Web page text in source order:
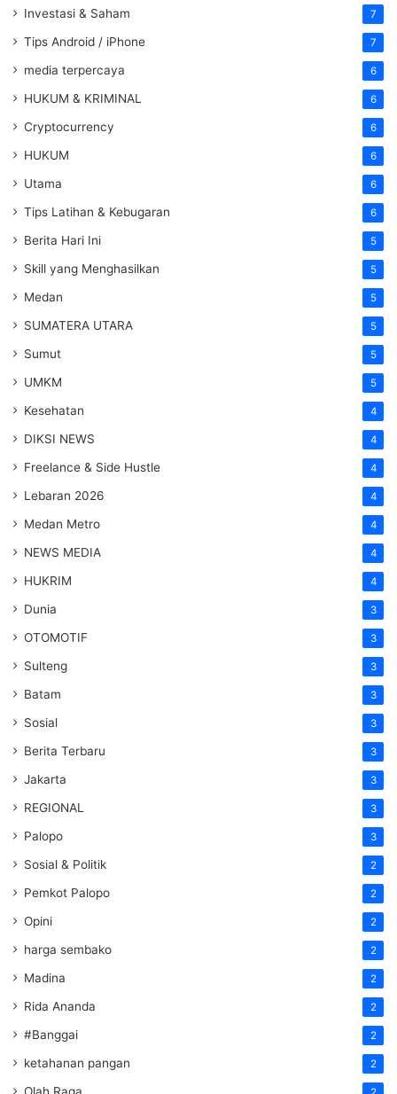
Investasi & Saham 7
Tips Android / iPhone 7
media terpercaya 6
HUKUM & KRIMINAL 6
Cryptocurrency 6
HUKUM 6
Utama 6
Tips Latihan & Kebugaran 6
Berita Hari Ini 5
Skill yang Menghasilkan 5
Medan 5
SUMATERA UTARA 5
Sumut 5
UMKM 5
Kesehatan 4
DIKSI NEWS 4
Freelance & Side Hustle 4
Lebaran 2026 4
Medan Metro 4
NEWS MEDIA 4
HUKRIM 4
Dunia 3
OTOMOTIF 3
Sulteng 3
Batam 3
Sosial 3
Berita Terbaru 3
Jakarta 3
REGIONAL 3
Palopo 3
Sosial & Politik 2
Pemkot Palopo 2
Opini 2
harga sembako 2
Madina 2
Rida Ananda 2
#Banggai 2
ketahanan pangan 2
Olah Raga